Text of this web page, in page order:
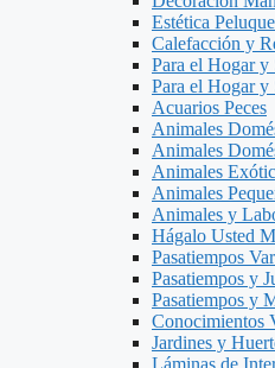
Estética
Calefacción y
Para el Hogar
Para el Hogar
Acuarios Peces
Animales
Animales
Animales
Animales
Animales y
Hágalo Usted
Pasatiempos
Pasatiempos y
Pasatiempos y
Conocimientos
Jardines y
Láminas de